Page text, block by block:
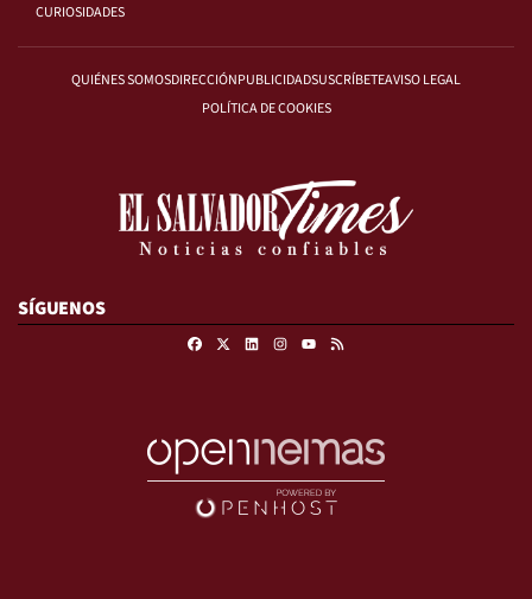
CURIOSIDADES
QUIÉNES SOMOSDIRECCIÓNPUBLICIDADSUSCRÍBETEAVISO LEGAL
POLÍTICA DE COOKIES
SÍGUENOS
FacebookLinkedinInstagram